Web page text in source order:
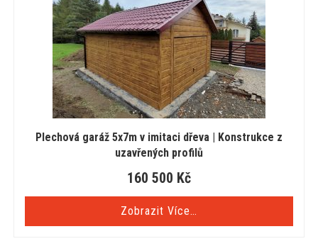
Plechová garáž 5x7m v imitaci dřeva | Konstrukce z
uzavřených profilů
160 500 Kč
Zobrazit Více…